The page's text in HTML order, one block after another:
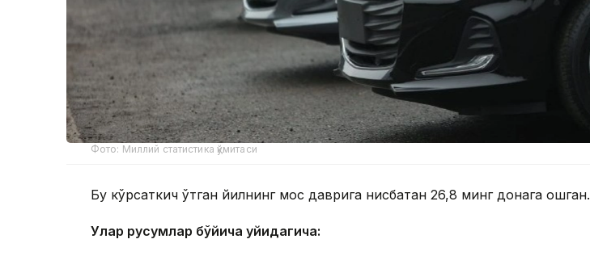
Фото: Миллий статистика қўмитаси
Бу кўрсаткич ўтган йилнинг мос даврига нисбатан 26,8 минг донага ошган.
Улар русумлар бўйича қуйидагича: